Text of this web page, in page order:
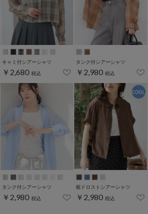
キャミ付シアーシャツ
￥2,680 税込
タンク付シアーシャツ
￥2,980 税込
タンク付シアーシャツ
￥2,980 税込
裾ドロストシアーシャツ
￥2,980 税込